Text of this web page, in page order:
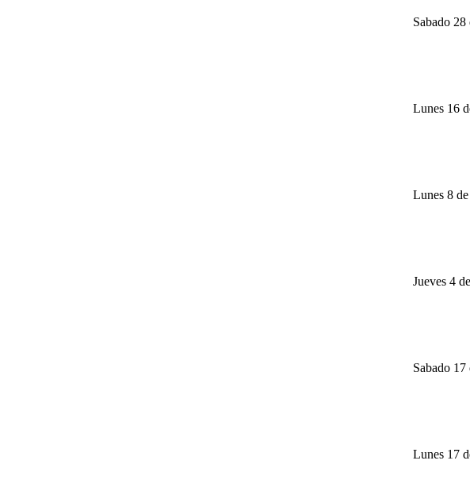
Sabado
Lunes 16
Lunes 8
Jueves 4
Sabado
Lunes 17